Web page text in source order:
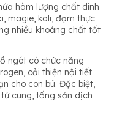
hàm lượng chất dinh
magie, kali, đạm thực
nhiều khoáng chất tốt
ngót có chức năng
cải thiện nội tiết
cho con bú. Đặc biệt,
cung, tống sản dịch